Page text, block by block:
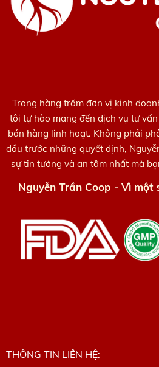
Trong hàng trăm đơn vị kinh
tôi tự hào mang đến dịch vụ tư
bán hàng linh hoạt. Không phải
đầu trước những quyết định,
sự tin tưởng và an tâm nhất mà
Nguyễn Trần Coop - Vì một
THÔNG TIN LIÊN HỆ: